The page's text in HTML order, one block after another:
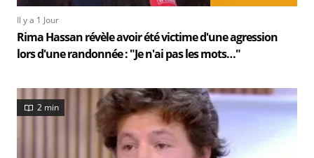
Il y a 1 Jour
Rima Hassan révèle avoir été victime d'une agression
lors d'une randonnée : "Je n'ai pas les mots…"
2 min